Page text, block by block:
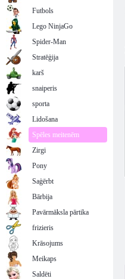
Futbols
Lego NinjaGo
Spider-Man
Stratēģija
karš
snaiperis
sporta
Lidošana
Spēles meitenēm
Zirgi
Pony
Saģērbt
Bārbija
Pavārmāksla pārtika
frizieris
Krāsojums
Meikaps
Saldēti